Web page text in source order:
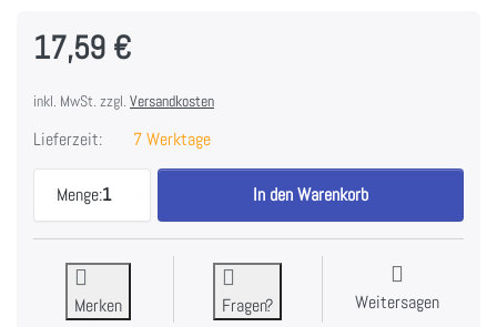
17,59 €
inkl. MwSt. zzgl. Versandkosten
Lieferzeit: 7 Werktage
Menge:1
We R Memory Keepers Pattern Stamping Block
In den Warenkorb
Merken Fragen? Weitersagen